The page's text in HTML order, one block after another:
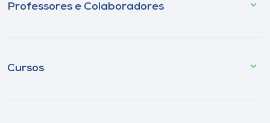
Professores e Colaboradores
Cursos